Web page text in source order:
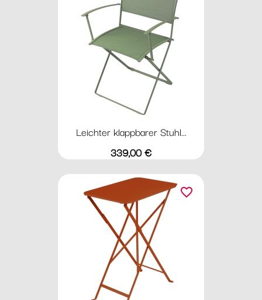
Leichter klappbarer Stuhl...
Preis
339,00 €
favorite_border